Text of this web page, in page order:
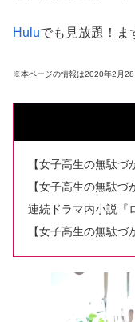
Huluでも見放題！ま
※本ページの情報は2020年2月28
【女子高生の無駄
【女子高生の無駄
連続ドラマ内小説『
【女子高生の無駄づ